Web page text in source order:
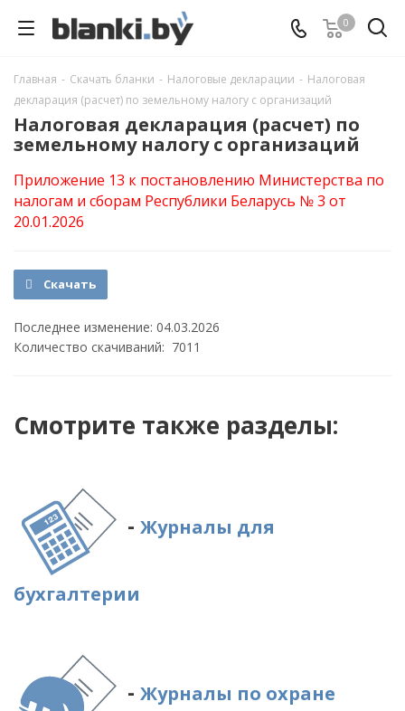
0
Главная - Скачать бланки - Налоговые декларации - Налоговая
декларация (расчет) по земельному налогу с организаций
Налоговая декларация (расчет) по
земельному налогу с организаций
Приложение 13 к постановлению Министерства по
налогам и сборам Республики Беларусь № 3 от
20.01.2026
Скачать
Последнее изменение: 04.03.2026
Количество скачиваний: 7011
Смотрите также разделы:
- Журналы для
бухгалтерии
- Журналы по охране